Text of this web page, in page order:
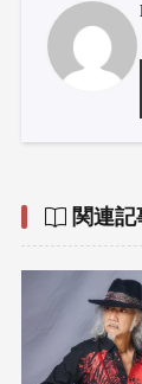
関連記